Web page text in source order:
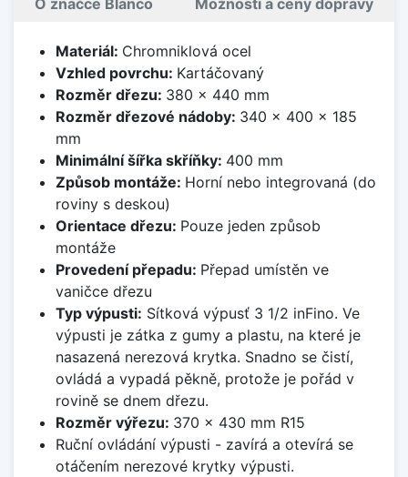
O značce Blanco Možnosti a ceny dopravy
Materiál: Chromniklová ocel
Vzhled povrchu: Kartáčovaný
Rozměr dřezu: 380 x 440 mm
Rozměr dřezové nádoby: 340 x 400 x 185
mm
Minimální šířka skříňky: 400 mm
Způsob montáže: Horní nebo integrovaná (do
roviny s deskou)
Orientace dřezu: Pouze jeden způsob
montáže
Provedení přepadu: Přepad umístěn ve
vaničce dřezu
Typ výpusti: Sítková výpusť 3 1/2 inFino. Ve
výpusti je zátka z gumy a plastu, na které je
nasazená nerezová krytka. Snadno se čistí,
ovládá a vypadá pěkně, protože je pořád v
rovině se dnem dřezu.
Rozměr výřezu: 370 x 430 mm R15
Ruční ovládání výpusti - zavírá a otevírá se
otáčením nerezové krytky výpusti.